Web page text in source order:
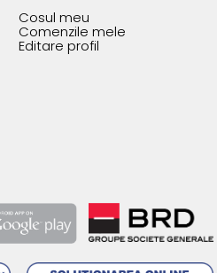
Cosul meu
Comenzile mele
Editare profil